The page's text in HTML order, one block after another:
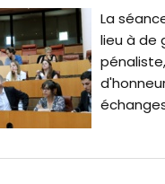
La
lieu à de